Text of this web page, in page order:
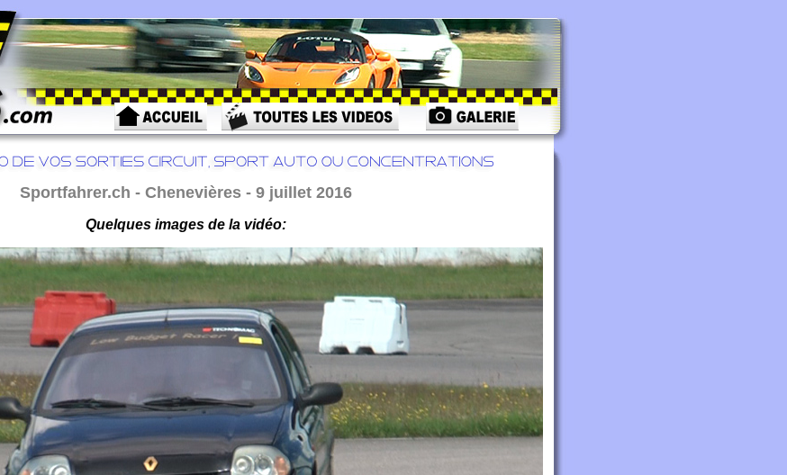
Sportfahrer.ch - Chenevières - 9 juillet 2016
Quelques images de la vidéo: